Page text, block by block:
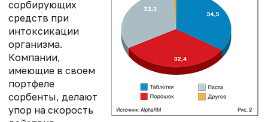
сорбирующих
средств при
интоксикации
организма.
Компании,
имеющие в своем
портфеле
сорбенты, делают
упор на скорость